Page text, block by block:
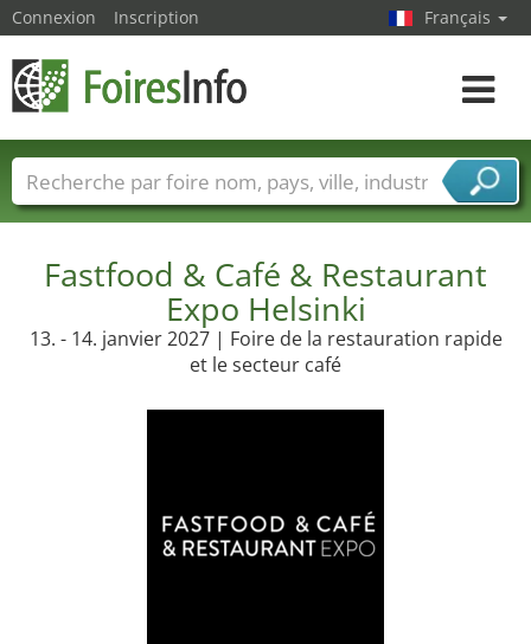
Fastfood & Café & Restaurant
Expo Helsinki
13. - 14. janvier 2027 | Foire de la restauration rapide
et le secteur café
Connexion Inscription Français
Toggle
Foire noms Pays Villes
Secteurs de foire